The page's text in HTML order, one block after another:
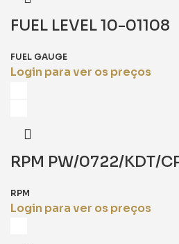
FUEL LEVEL 10-01108
FUEL GAUGE
Login para ver os preços
RPM PW/0722/KDT/
RPM
Login para ver os preços